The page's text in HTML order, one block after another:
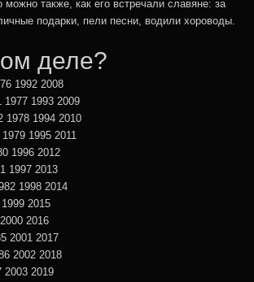
также, как его встречали славяне: за
подарки, пели песни, водили хороводы.
деле?
1992 2008
1993 2009
1978 1994 2010
1995 2011
1996 2012
1997 2013
1998 2014
2015
2016
2001 2017
2002 2018
2003 2019